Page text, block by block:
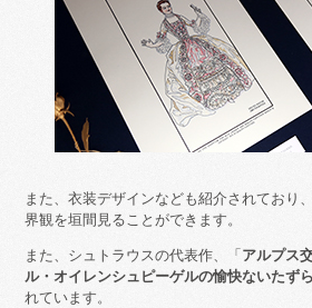
また、衣装デザインなども紹介されており
界観を垣間見ることができます。
また、シュトラウスの代表作、「アルプス
ル・オイレンシュピーゲルの愉快ないたずら
れています。